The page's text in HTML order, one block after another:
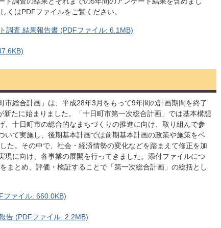
くはPDFファイルをご覧ください。
調査 結果報告書 (PDFファイル: 6.1MB)
市総合計画」は、平成28年3月をもって9年間の計画期間を終了
たに始まりました。「十日町市第一次総合計画」では基本構想
、十日町市の総合的なまちづくりの推進に向け、取り組んで参
いて実施し、後期基本計画では前期基本計画の政策や施策をベ
た。その中で、社会・経済情勢の変化などを踏まえて修正を加
現に向け、各事業の展開を行ってきました。添付ファイルにつ
まとめ、評価・検証することで「第一次総合計画」の総括とし
ファイル: 660.0KB)
告 (PDFファイル: 2.2MB)